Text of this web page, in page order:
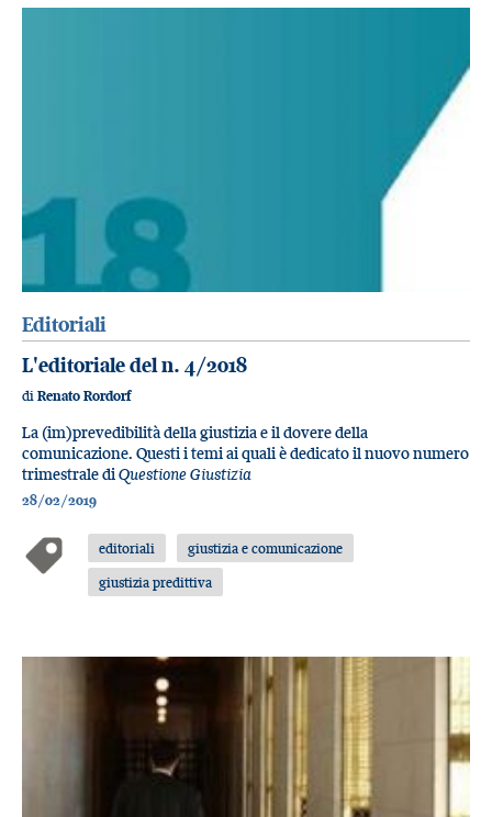
Editoriali
L'editoriale del n. 4/2018
di Renato Rordorf
La (im)prevedibilità della giustizia e il dovere della
comunicazione. Questi i temi ai quali è dedicato il nuovo numero
trimestrale diQuestione Giustizia
28/02/2019
editoriali
giustizia e comunicazione
giustizia predittiva